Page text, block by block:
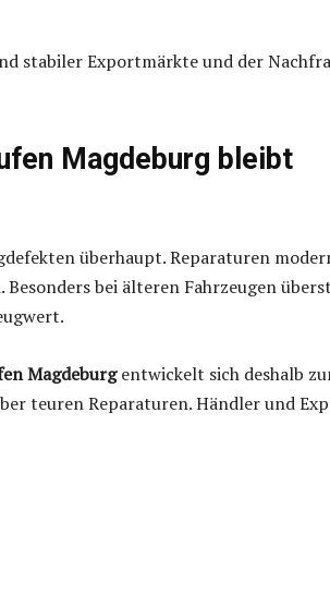
stabiler Exportmärkte und der
Magdeburg bleibt
überhaupt. Reparaturen
bei älteren Fahrzeugen
Magdeburgentwickelt sich deshalb
teuren Reparaturen. Händler und